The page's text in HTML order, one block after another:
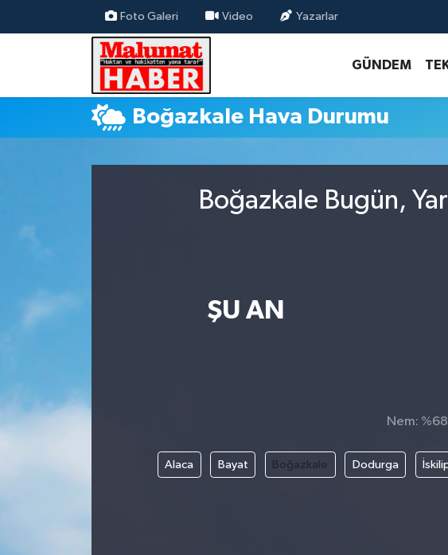
Foto Galeri Video Yazarlar
GÜNDEM
Boğazkale Hava Durumu
Boğazkale Bugün,
ŞU AN
Nem:
Alaca Bayat Boğazkale Dodurga
Nöbetçi Eczaneler
Hava Durumu
Trafik Durumu